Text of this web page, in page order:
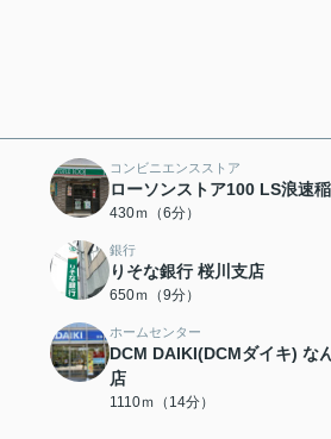
コンビニエンスストア
ローソンストア100 LS浪速
430ｍ（6分）
銀行
りそな銀行 桜川支店
650ｍ（9分）
ホームセンター
DCM DAIKI(DCMダイキ) な
店
1110ｍ（14分）